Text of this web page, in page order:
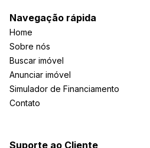
Navegação rápida
Home
Sobre nós
Buscar imóvel
Anunciar imóvel
Simulador de Financiamento
Contato
Suporte ao Cliente